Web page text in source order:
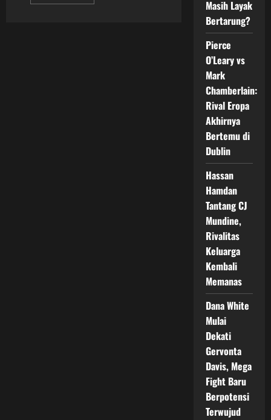
Masih Layak
Bertarung?
Pierce
O’Leary vs
Mark
Chamberlain:
Rival Eropa
Akhirnya
Bertemu di
Dublin
Hassan
Hamdan
Tantang CJ
Mundine,
Rivalitas
Keluarga
Kembali
Memanas
Dana White
Mulai
Dekati
Gervonta
Davis, Mega
Fight Baru
Berpotensi
Terwujud